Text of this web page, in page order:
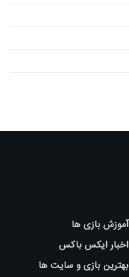
آموزش بازی ها
اخبار ایکس باکس
بهترین بازی و سایت ها